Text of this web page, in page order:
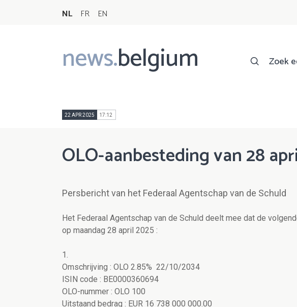
NL FR EN
news.belgium
Main
navigation
Zoek
22 APR 2025 17:12
OLO-aanbesteding van 28
Persbericht van het Federaal Agentschap van de Schuld
Het Federaal Agentschap van de Schuld deelt mee dat de
op maandag 28 april 2025 :
1.
Omschrijving : OLO 2.85% 22/10/2034
ISIN code : BE0000360694
OLO-nummer : OLO 100
Uitstaand bedrag : EUR 16 738 000 000.00